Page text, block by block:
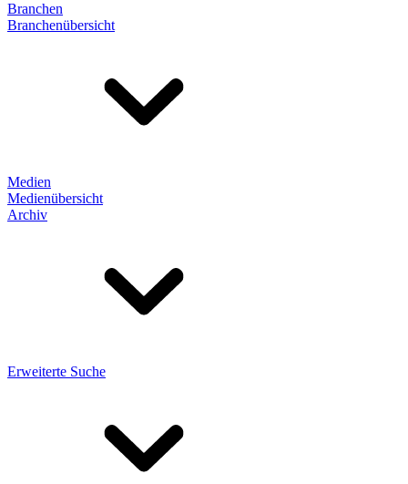
Branchen
Branchenübersicht
Medien
Medienübersicht
Archiv
Erweiterte Suche